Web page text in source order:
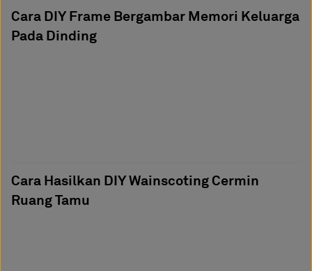
Cara DIY Frame Bergambar Memori Keluarga
Pada Dinding
Cara Hasilkan DIY Wainscoting Cermin
Ruang Tamu